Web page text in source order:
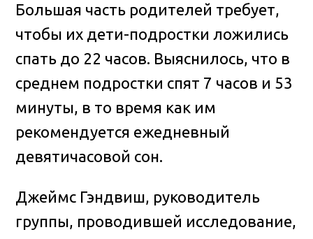
Большая часть родителей требует,
чтобы их дети-подростки ложились
спать до 22 часов. Выяснилось, что в
среднем подростки спят 7 часов и 53
минуты, в то время как им
рекомендуется ежедневный
девятичасовой сон.
Джеймс Гэндвиш, руководитель
группы, проводившей исследование,